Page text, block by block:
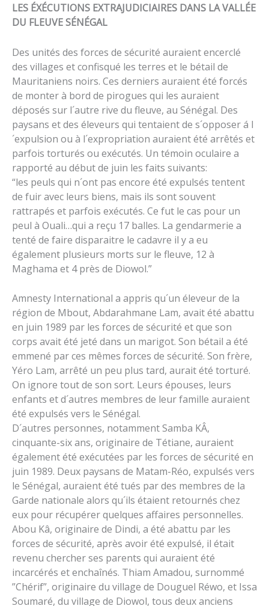
LES ÉXÉCUTIONS EXTRAJUDICIAIRES DANS LA VALLÉE
DU FLEUVE SÉNÉGAL
Des unités des forces de sécurité auraient encerclé
des villages et confisqué les terres et le bétail de
Mauritaniens noirs. Ces derniers auraient été forcés
de monter à bord de pirogues qui les auraient
déposés sur l´autre rive du fleuve, au Sénégal. Des
paysans et des éleveurs qui tentaient de s´opposer á l
´expulsion ou à l´expropriation auraient été arrêtés et
parfois torturés ou exécutés. Un témoin oculaire a
rapporté au début de juin les faits suivants:
“les peuls qui n´ont pas encore été expulsés tentent
de fuir avec leurs biens, mais ils sont souvent
rattrapés et parfois exécutés. Ce fut le cas pour un
peul à Ouali…qui a reçu 17 balles. La gendarmerie a
tenté de faire disparaitre le cadavre il y a eu
également plusieurs morts sur le fleuve, 12 à
Maghama et 4 près de Diowol.”
Amnesty International a appris qu´un éleveur de la
région de Mbout, Abdarahmane Lam, avait été abattu
en juin 1989 par les forces de sécurité et que son
corps avait été jeté dans un marigot. Son bétail a été
emmené par ces mêmes forces de sécurité. Son frère,
Yéro Lam, arrêté un peu plus tard, aurait été torturé.
On ignore tout de son sort. Leurs épouses, leurs
enfants et d´autres membres de leur famille auraient
été expulsés vers le Sénégal.
D´autres personnes, notamment Samba KÂ,
cinquante-six ans, originaire de Tétiane, auraient
également été exécutées par les forces de sécurité en
juin 1989. Deux paysans de Matam-Réo, expulsés vers
le Sénégal, auraient été tués par des membres de la
Garde nationale alors qu´ils étaient retournés chez
eux pour récupérer quelques affaires personnelles.
Abou Kâ, originaire de Dindi, a été abattu par les
forces de sécurité, après avoir été expulsé, il était
revenu chercher ses parents qui auraient été
incarcérés et enchaînés. Thiam Amadou, surnommé
”Chérif”, originaire du village de Douguel Réwo, et Issa
Soumaré, du village de Diowol, tous deux anciens